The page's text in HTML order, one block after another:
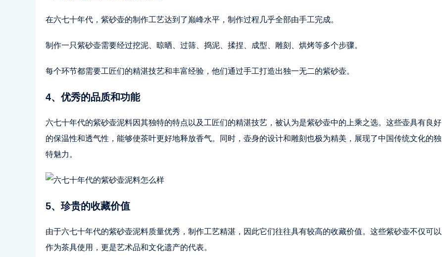
在六七十年代，紫砂壶的制作工艺达到了巅峰水平，制作过程几乎全部由手工完成。
制作一只紫砂壶需要经过挖泥、晾晒、过筛、捣泥、揉捏、成型、雕刻、烘烤等多个步骤。
每个环节都需要工匠们的精湛技艺和丰富经验，他们通过手工打造出独一无二的紫砂壶。
4、优秀的品质和功能
六七十年代的紫砂壶泥料因其独特的特点以及工匠们的精湛技艺，被认为是紫砂壶中的上乘之选。这些壶具有良好
的保温性和透气性，能够使茶叶更好地释放香气。同时，壶身的设计和雕刻也极为精美，展现了中国传统文化的独
特魅力。
5、珍贵的收藏价值
由于六七十年代的紫砂壶泥料质量优秀，制作工艺精湛，因此它们往往具有较高的收藏价值。这些紫砂壶不仅可以
作为茶具使用，更是艺术品和文化遗产的代表。